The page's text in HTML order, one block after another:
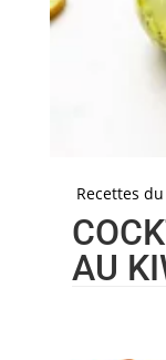
Recettes
AU